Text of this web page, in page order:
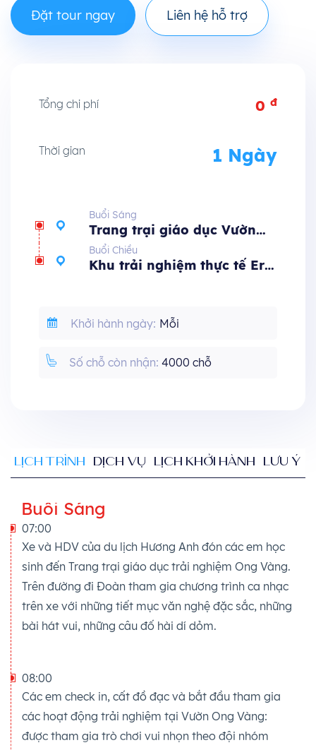
Đặt tour ngay Liên hệ hỗ trợ
Tổng chi phí 0 đ
Thời gian 1 Ngày
Buổi Sáng
Trang trại giáo dục Vườn
Ong Vàng
Buổi Chiều
Khu trải nghiệm thực tế Era
Khởi hành ngày: Mỗi
Số chỗ còn nhận: 4000 chỗ
LỊCH TRÌNH DỊCH VỤ LỊCH KHỞI HÀNH LƯU Ý
Buổi Sáng
07:00
Xe và HDV của du lịch Hương Anh đón các em học
sinh đến Trang trại giáo dục trải nghiệm Ong Vàng.
Trên đường đi Đoàn tham gia chương trình ca nhạc
trên xe với những tiết mục văn nghệ đặc sắc, những
bài hát vui, những câu đố hài dí dỏm.
08:00
Các em check in, cất đồ đạc và bắt đầu tham gia
các hoạt động trải nghiệm tại Vườn Ong Vàng:
được tham gia trò chơi vui nhọn theo đội nhóm